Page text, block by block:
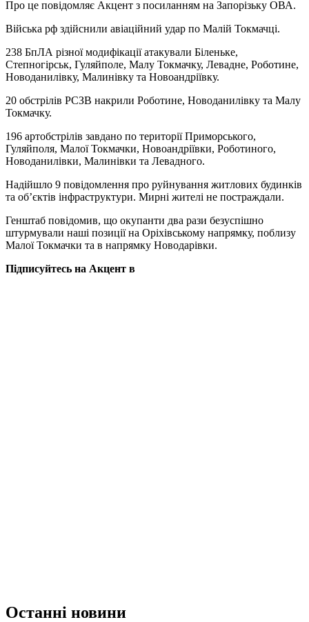
Про це повідомляє Акцент з посиланням на Запорізьку ОВА.
Війська рф здійснили авіаційний удар по Малій Токмачці.
238 БпЛА різної модифікації атакували Біленьке,
Степногірськ, Гуляйполе, Малу Токмачку, Левадне, Роботине,
Новоданилівку, Малинівку та Новоандріївку.
20 обстрілів РСЗВ накрили Роботине, Новоданилівку та Малу
Токмачку.
196 артобстрілів завдано по території Приморського,
Гуляйполя, Малої Токмачки, Новоандріївки, Роботиного,
Новоданилівки, Малинівки та Левадного.
Надійшло 9 повідомлення про руйнування житлових будинків
та об’єктів інфраструктури. Мирні жителі не постраждали.
Генштаб повідомив, що окупанти два рази безуспішно
штурмували наші позиції на Оріхівському напрямку, поблизу
Малої Токмачки та в напрямку Новодарівки.
Підписуйтесь на Акцент в
Останні новини